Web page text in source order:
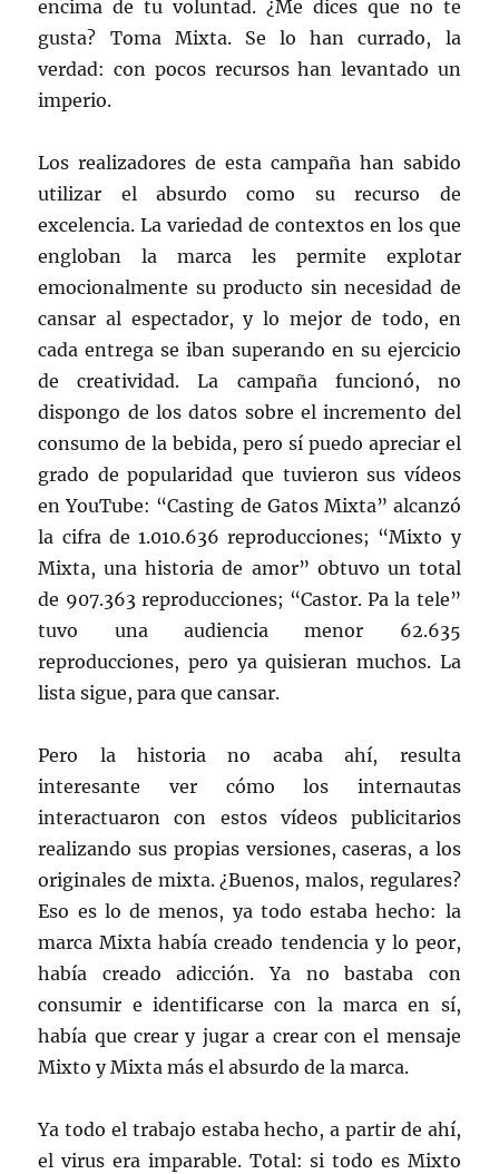
encima de tu voluntad. ¿Me dices que no te
gusta? Toma Mixta. Se lo han currado, la
verdad: con pocos recursos han levantado un
imperio.
Los realizadores de esta campaña han sabido
utilizar el absurdo como su recurso de
excelencia. La variedad de contextos en los que
engloban la marca les permite explotar
emocionalmente su producto sin necesidad de
cansar al espectador, y lo mejor de todo, en
cada entrega se iban superando en su ejercicio
de creatividad. La campaña funcionó, no
dispongo de los datos sobre el incremento del
consumo de la bebida, pero sí puedo apreciar el
grado de popularidad que tuvieron sus vídeos
en YouTube: “Casting de Gatos Mixta” alcanzó
la cifra de 1.010.636 reproducciones; “Mixto y
Mixta, una historia de amor” obtuvo un total
de 907.363 reproducciones; “Castor. Pa la tele”
tuvo una audiencia menor 62.635
reproducciones, pero ya quisieran muchos. La
lista sigue, para que cansar.
Pero la historia no acaba ahí, resulta
interesante ver cómo los internautas
interactuaron con estos vídeos publicitarios
realizando sus propias versiones, caseras, a los
originales de mixta. ¿Buenos, malos, regulares?
Eso es lo de menos, ya todo estaba hecho: la
marca Mixta había creado tendencia y lo peor,
había creado adicción. Ya no bastaba con
consumir e identificarse con la marca en sí,
había que crear y jugar a crear con el mensaje
Mixto y Mixta más el absurdo de la marca.
Ya todo el trabajo estaba hecho, a partir de ahí,
el virus era imparable. Total: si todo es Mixto